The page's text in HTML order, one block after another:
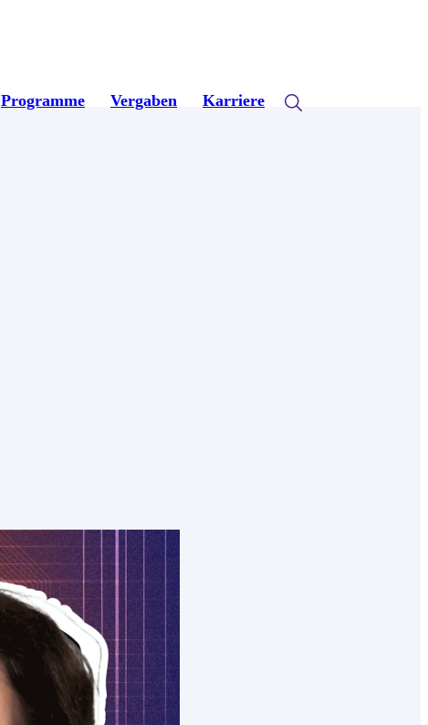
Programme Vergaben Karriere